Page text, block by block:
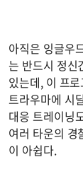
아직은 잉글우
는 반드시 정신
있는데, 이 프
트라우마에 시
대응 트레이닝
여러 타운의 경
이 아쉽다.